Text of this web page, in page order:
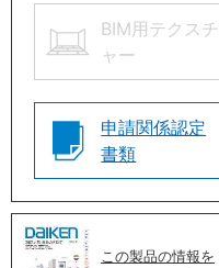
BIM用テクスチ
ャー
申請関係認定
書類
この製品の情報を